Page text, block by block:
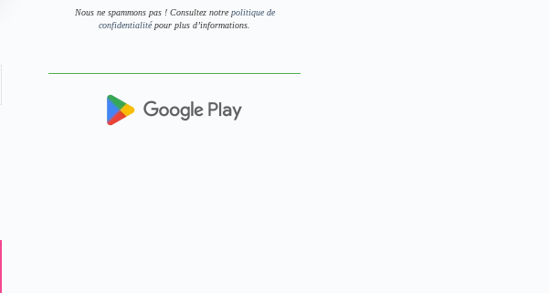
Nous ne spammons pas ! Consultez notre politique de
confidentialité pour plus d’informations.